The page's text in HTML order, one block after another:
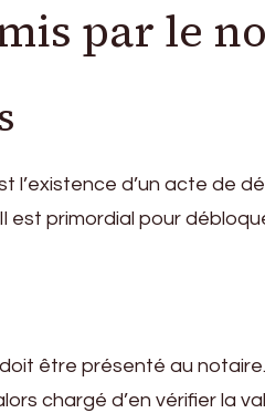
par le
d’un acte de
est primordial pour
être présenté au
chargé d’en vérifier la